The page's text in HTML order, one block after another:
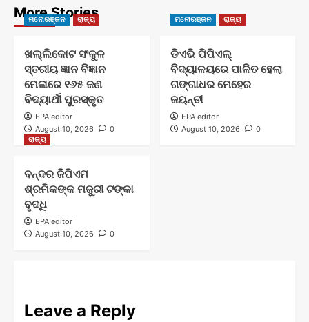
More Stories
ମନୋରଞ୍ଜନ ରାଜ୍ୟ
ଖଲ୍ଲିକୋଟ ସଂକୁଳ
ସ୍ତରୀୟ ଜ୍ଞାନ ବିଜ୍ଞାନ
ମେଳାରେ ୧୬୫ ଜଣ
ବିଦ୍ୟାର୍ଥୀ ପୁରସ୍କୃତ
EPA editor
August 10, 2026
0
ମନୋରଞ୍ଜନ ରାଜ୍ୟ
ଡିଏଭି ପିପିଏଲ୍
ବିଦ୍ୟାଳୟରେ ପାଳିତ ହେଲା
ଗଙ୍ଗାଧର ମେହେର
ଜୟନ୍ତୀ
EPA editor
August 10, 2026
0
ରାଜ୍ୟ
ବନ୍ଦର ଜିପିଏମ
ଶ୍ରମିକଙ୍କ ମଜୁରୀ ଟଙ୍କା
ବୃଦ୍ଧି
EPA editor
August 10, 2026
0
Leave a Reply